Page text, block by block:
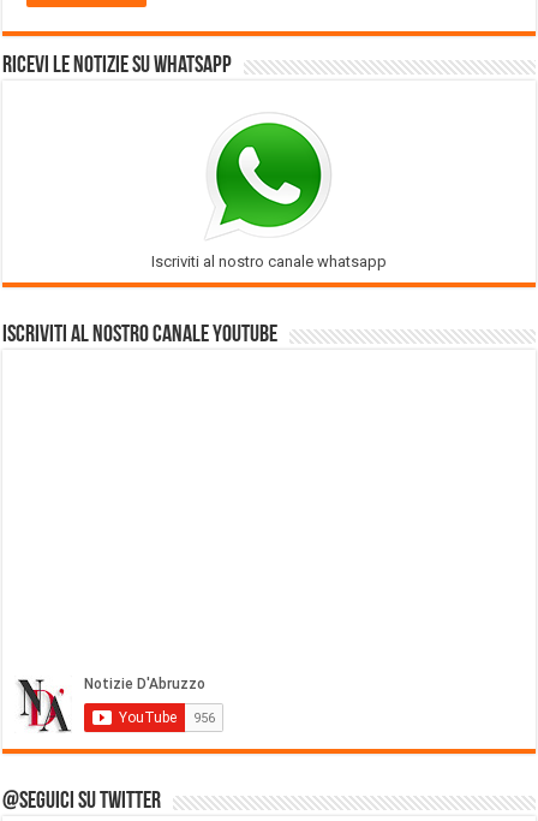
Ricevi le notizie su Whatsapp
Iscriviti al nostro canale whatsapp
Iscriviti al nostro Canale Youtube
@Seguici su Twitter